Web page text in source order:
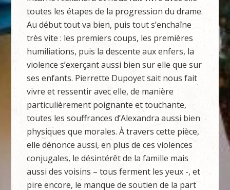
toutes les étapes de la progression du drame.
Au début tout va bien, puis tout s’enchaîne
très vite : les premiers coups, les premières
humiliations, puis la descente aux enfers, la
violence s’exerçant aussi bien sur elle que sur
ses enfants. Pierrette Dupoyet sait nous fait
vivre et ressentir avec elle, de manière
particulièrement poignante et touchante,
toutes les souffrances d’Alexandra aussi bien
physiques que morales. À travers cette pièce,
elle dénonce aussi, en plus de ces violences
conjugales, le désintérêt de la famille mais
aussi des voisins – tous ferment les yeux -, et
pire encore, le manque de soutien de la part